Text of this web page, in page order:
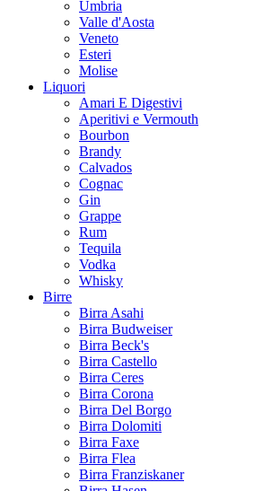
Umbria
Valle d'Aosta
Veneto
Esteri
Molise
Liquori
Amari E Digestivi
Aperitivi e Vermouth
Bourbon
Brandy
Calvados
Cognac
Gin
Grappe
Rum
Tequila
Vodka
Whisky
Birre
Birra Asahi
Birra Budweiser
Birra Beck's
Birra Castello
Birra Ceres
Birra Corona
Birra Del Borgo
Birra Dolomiti
Birra Faxe
Birra Flea
Birra Franziskaner